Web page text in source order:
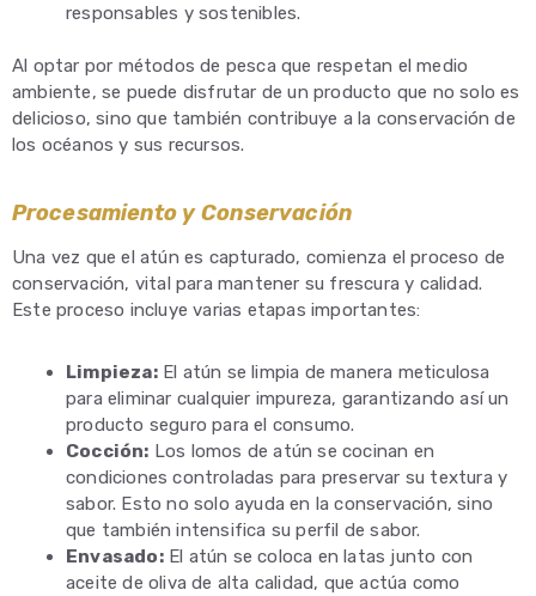
responsables y sostenibles.
Al optar por métodos de pesca que respetan el medio
ambiente, se puede disfrutar de un producto que no solo es
delicioso, sino que también contribuye a la conservación de
los océanos y sus recursos.
Procesamiento y Conservación
Una vez que el atún es capturado, comienza el proceso de
conservación, vital para mantener su frescura y calidad.
Este proceso incluye varias etapas importantes:
Limpieza:El atún se limpia de manera meticulosa
para eliminar cualquier impureza, garantizando así un
producto seguro para el consumo.
Cocción: Los lomos de atún se cocinan en
condiciones controladas para preservar su textura y
sabor. Esto no solo ayuda en la conservación, sino
que también intensifica su perfil de sabor.
Envasado:El atún se coloca en latas junto con
aceite de oliva de alta calidad, que actúa como